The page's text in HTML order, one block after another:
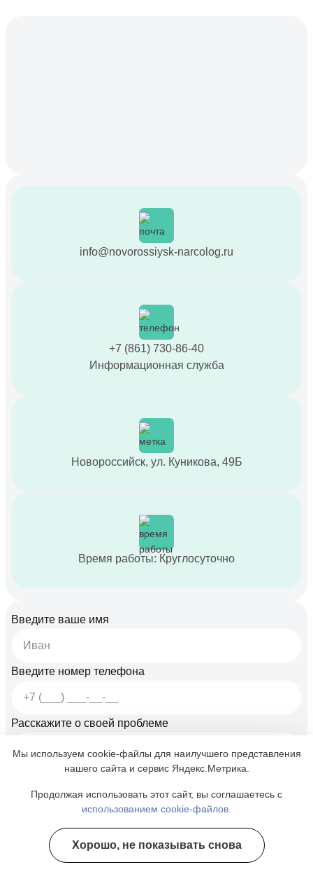
info@novorossiysk-narcolog.ru
+7 (861) 730-86-40
Информационная служба
Новороссийск, ул. Куникова, 49Б
Время работы: Круглосуточно
Введите ваше имя
Введите номер телефона
Расскажите о своей проблеме
Я ознакомлен(а) с
и даю свое
Согласие на обработкуперсональных данных
Полезные курсы
Мы используем cookie-файлы для наилучшего представления
нашего сайта и сервис Яндекс.Метрика.
Продолжая использовать этот сайт, вы соглашаетесь с
использованием cookie-файлов.
Хорошо, не показывать снова